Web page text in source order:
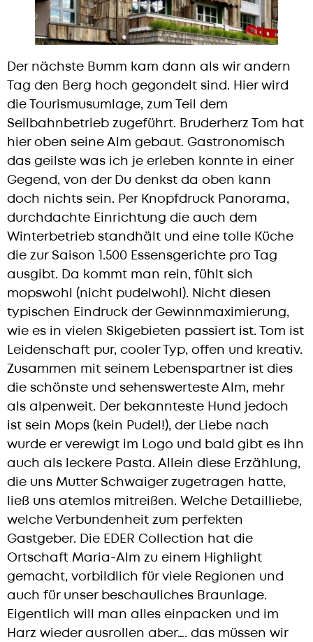
Der nächste Bumm kam dann als wir andern
Tag den Berg hoch gegondelt sind. Hier wird
die Tourismusumlage, zum Teil dem
Seilbahnbetrieb zugeführt. Bruderherz Tom hat
hier oben seine Alm gebaut. Gastronomisch
das geilste was ich je erleben konnte in einer
Gegend, von der Du denkst da oben kann
doch nichts sein. Per Knopfdruck Panorama,
durchdachte Einrichtung die auch dem
Winterbetrieb standhält und eine tolle Küche
die zur Saison 1.500 Essensgerichte pro Tag
ausgibt. Da kommt man rein, fühlt sich
mopswohl (nicht pudelwohl). Nicht diesen
typischen Eindruck der Gewinnmaximierung,
wie es in vielen Skigebieten passiert ist. Tom ist
Leidenschaft pur, cooler Typ, offen und kreativ.
Zusammen mit seinem Lebenspartner ist dies
die schönste und sehenswerteste Alm, mehr
als alpenweit. Der bekannteste Hund jedoch
ist sein Mops (kein Pudel!), der Liebe nach
wurde er verewigt im Logo und bald gibt es ihn
auch als leckere Pasta. Allein diese Erzählung,
die uns Mutter Schwaiger zugetragen hatte,
ließ uns atemlos mitreißen. Welche Detailliebe,
welche Verbundenheit zum perfekten
Gastgeber. Die EDER Collection hat die
Ortschaft Maria-Alm zu einem Highlight
gemacht, vorbildlich für viele Regionen und
auch für unser beschauliches Braunlage.
Eigentlich will man alles einpacken und im
Harz wieder ausrollen aber…. das müssen wir